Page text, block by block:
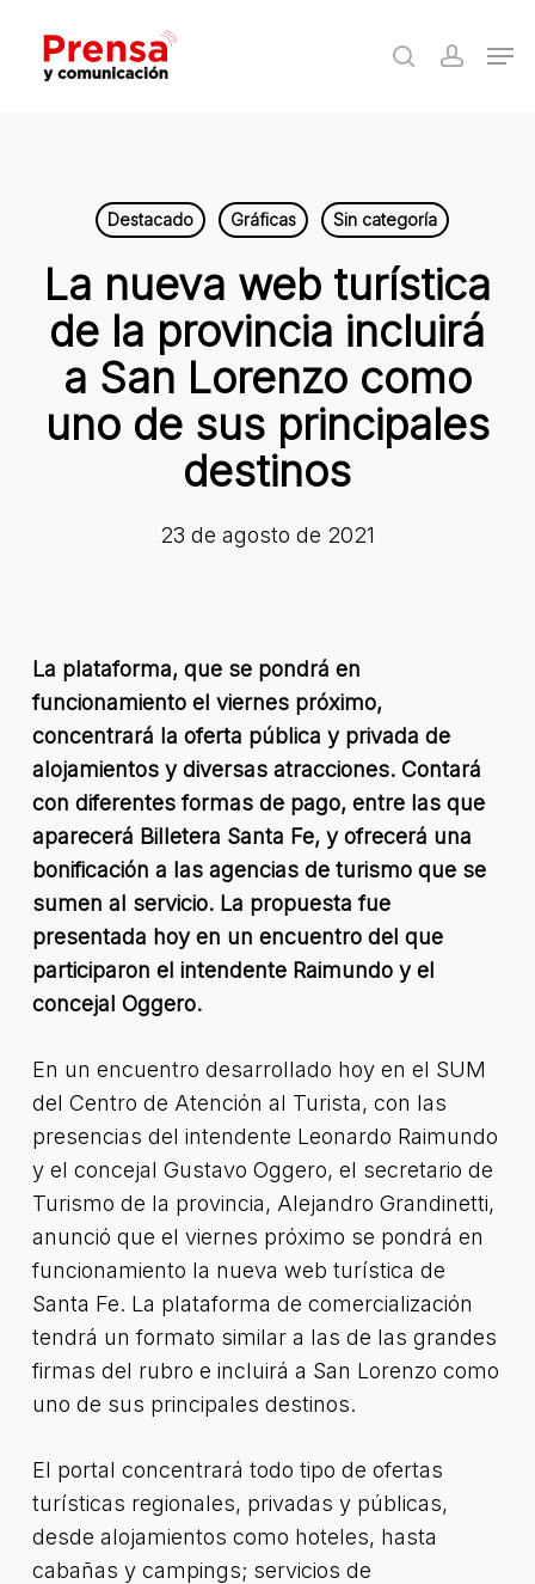
main
search
Destacado Gráficas Sin categoría
La nueva web turística
de la provincia incluirá
a San Lorenzo como
uno de sus principales
destinos
23 de agosto de 2021
La plataforma, que se pondrá en
funcionamiento el viernes próximo,
concentrará la oferta pública y privada de
alojamientos y diversas atracciones. Contará
con diferentes formas de pago, entre las que
aparecerá Billetera Santa Fe, y ofrecerá una
bonificación a las agencias de turismo que se
sumen al servicio. La propuesta fue
presentada hoy en un encuentro del que
participaron el intendente Raimundo y el
concejal Oggero.
En un encuentro desarrollado hoy en el SUM
del Centro de Atención al Turista, con las
presencias del intendente Leonardo Raimundo
y el concejal Gustavo Oggero, el secretario de
Turismo de la provincia, Alejandro Grandinetti,
anunció que el viernes próximo se pondrá en
funcionamiento la nueva web turística de
Santa Fe. La plataforma de comercialización
tendrá un formato similar a las de las grandes
firmas del rubro e incluirá a San Lorenzo como
uno de sus principales destinos.
El portal concentrará todo tipo de ofertas
turísticas regionales, privadas y públicas,
desde alojamientos como hoteles, hasta
cabañas y campings; servicios de